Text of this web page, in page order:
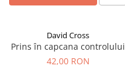
David Cross
Prins în capcana controlului
42,00 RON